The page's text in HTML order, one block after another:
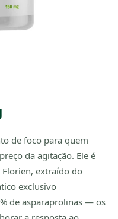
de foco para quem
da agitação. Ele é
extraído do
exclusivo
de asparaprolinas — os